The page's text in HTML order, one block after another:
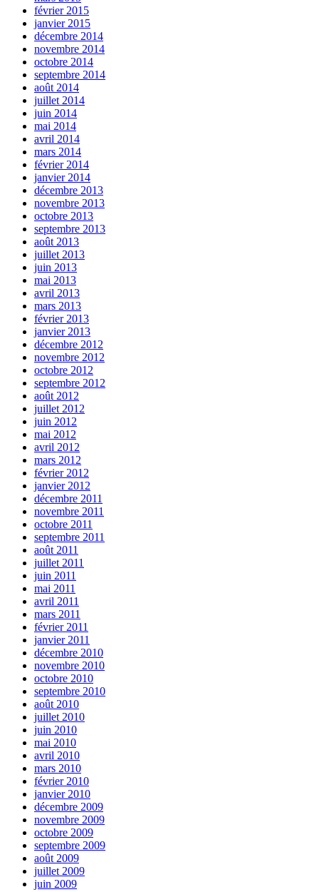
février 2015
janvier 2015
décembre 2014
novembre 2014
octobre 2014
septembre 2014
août 2014
juillet 2014
juin 2014
mai 2014
avril 2014
mars 2014
février 2014
janvier 2014
décembre 2013
novembre 2013
octobre 2013
septembre 2013
août 2013
juillet 2013
juin 2013
mai 2013
avril 2013
mars 2013
février 2013
janvier 2013
décembre 2012
novembre 2012
octobre 2012
septembre 2012
août 2012
juillet 2012
juin 2012
mai 2012
avril 2012
mars 2012
février 2012
janvier 2012
décembre 2011
novembre 2011
octobre 2011
septembre 2011
août 2011
juillet 2011
juin 2011
mai 2011
avril 2011
mars 2011
février 2011
janvier 2011
décembre 2010
novembre 2010
octobre 2010
septembre 2010
août 2010
juillet 2010
juin 2010
mai 2010
avril 2010
mars 2010
février 2010
janvier 2010
décembre 2009
novembre 2009
octobre 2009
septembre 2009
août 2009
juillet 2009
juin 2009